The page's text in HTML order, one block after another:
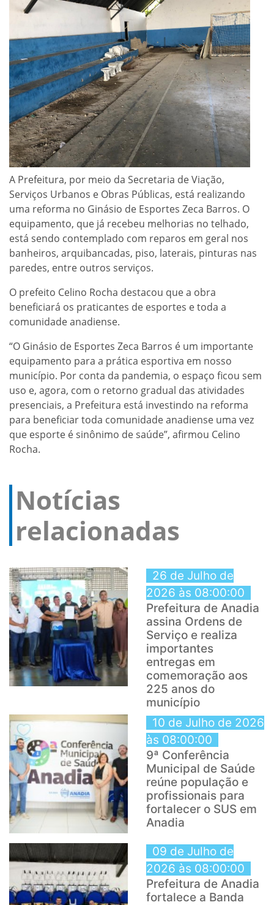
A Prefeitura, por meio da Secretaria de Viação,
Serviços Urbanos e Obras Públicas, está realizando
uma reforma no Ginásio de Esportes Zeca Barros. O
equipamento, que já recebeu melhorias no telhado,
está sendo contemplado com reparos em geral nos
banheiros, arquibancadas, piso, laterais, pinturas nas
paredes, entre outros serviços.
O prefeito Celino Rocha destacou que a obra
beneficiará os praticantes de esportes e toda a
comunidade anadiense.
“O Ginásio de Esportes Zeca Barros é um importante
equipamento para a prática esportiva em nosso
município. Por conta da pandemia, o espaço ficou sem
uso e, agora, com o retorno gradual das atividades
presenciais, a Prefeitura está investindo na reforma
para beneficiar toda comunidade anadiense uma vez
que esporte é sinônimo de saúde”, afirmou Celino
Rocha.
Notícias
relacionadas
26 de Julho de
2026 às 08:00:00
Prefeitura de Anadia
assina Ordens de
Serviço e realiza
importantes
entregas em
comemoração aos
225 anos do
município
10 de Julho de 2026
às 08:00:00
9ª Conferência
Municipal de Saúde
reúne população e
profissionais para
fortalecer o SUS em
Anadia
09 de Julho de
2026 às 08:00:00
Prefeitura de Anadia
fortalece a Banda